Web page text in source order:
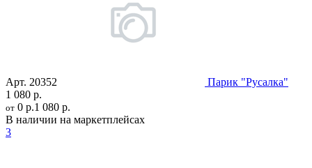
Арт. 20352
Парик "Русалка"
1 080 р.
от 0 р.1 080 р.
В наличии на маркетплейсах
3